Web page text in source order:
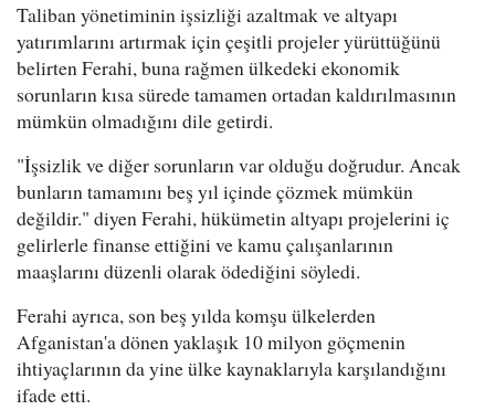
Taliban yönetiminin işsizliği azaltmak ve altyapı
yatırımlarını artırmak için çeşitli projeler yürüttüğünü
belirten Ferahi, buna rağmen ülkedeki ekonomik
sorunların kısa sürede tamamen ortadan kaldırılmasının
mümkün olmadığını dile getirdi.
"İşsizlik ve diğer sorunların var olduğu doğrudur. Ancak
bunların tamamını beş yıl içinde çözmek mümkün
değildir." diyen Ferahi, hükümetin altyapı projelerini iç
gelirlerle finanse ettiğini ve kamu çalışanlarının
maaşlarını düzenli olarak ödediğini söyledi.
Ferahi ayrıca, son beş yılda komşu ülkelerden
Afganistan'a dönen yaklaşık 10 milyon göçmenin
ihtiyaçlarının da yine ülke kaynaklarıyla karşılandığını
ifade etti.